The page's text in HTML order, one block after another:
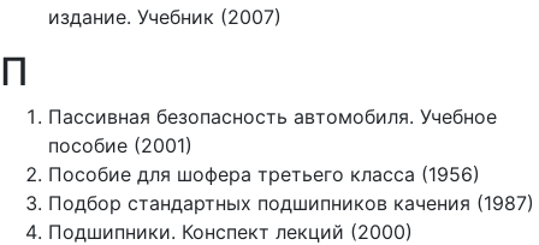
издание. Учебник (2007)
П
Пассивная безопасность автомобиля. Учебное
пособие (2001)
Пособие для шофера третьего класса (1956)
Подбор стандартных подшипников качения (1987)
Подшипники. Конспект лекций (2000)